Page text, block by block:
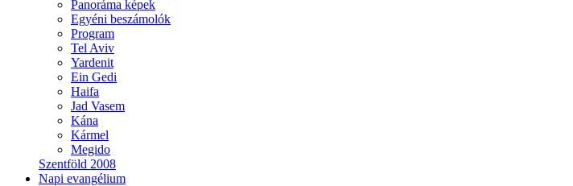
Panoráma képek
Egyéni beszámolók
Program
Tel Aviv
Yardenit
Ein Gedi
Haifa
Jad Vasem
Kána
Kármel
Megido
Szentföld 2008
Napi evangélium